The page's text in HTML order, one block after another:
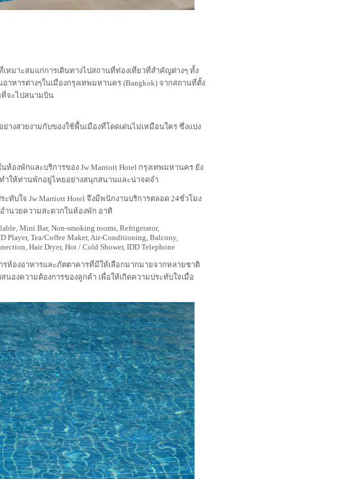
หมาะสมแก่การเดินทางไปสถานที่ท่องเที่ยวที่สำคัญต่างๆ ทั้ง
หารต่างๆในเมืองกรุงเทพมหานคร (Bangkok) จากสถานที่ตั้ง
ที่จะไปสนามบิน
างสวยงามกับของใช้พื้นเมืองที่โดดเด่นไม่เหมือนใคร ซึ่งแบ่ง
องพักและบริการของ Jw Marriott Hotel กรุงเทพมหานคร ยัง
ทำให้ท่านพักอยู่ไทยอย่างสนุกสนานและน่าจดจำ
บใจ Jw Marriott Hotel จึงมีพนักงานบริการตลอด 24ชั่วโมง
ำนวยความสะดวกในห้องพัก อาทิ
Mini Bar, Non-smoking rooms, Refrigerator,
Player, Tea/Coffee Maker, Air-Conditioning, Balcony,
Hair Dryer, Hot / Cold Shower, IDD Telephone
รห้องอาหารและภัตตาคารที่มีให้เลือกมากมายจากหลายชาติ
องความต้องการของลูกค้า เพื่อให้เกิดความประทับใจเมื่อ